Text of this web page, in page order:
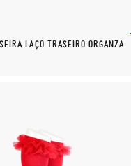
LAÇO TRASEIRO ORGANZA